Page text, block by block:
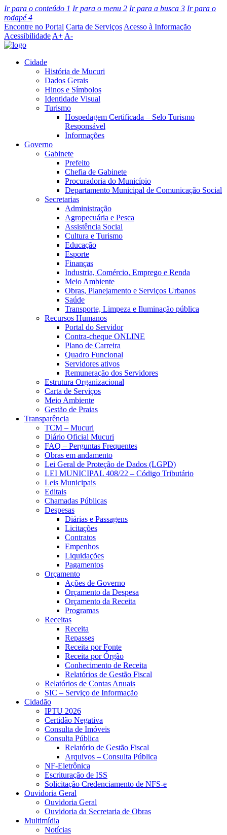
Ir para o conteúdo 1 Ir para o menu 2 Ir para a busca 3 Ir para o
rodapé4
Encontre no Portal Carta de Serviços Acesso à Informação
Acessibilidade A+ A-
Cidade
História de Mucuri
Dados Gerais
Hinos e Símbolos
Identidade Visual
Turismo
Hospedagem Certificada – Selo Turismo
Responsável
Informações
Governo
Gabinete
Prefeito
Chefia de Gabinete
Procuradoria do Município
Departamento Municipal de Comunicação Social
Secretarias
Administração
Agropecuária e Pesca
Assistência Social
Cultura e Turismo
Educação
Esporte
Finanças
Industria, Comércio, Emprego e Renda
Meio Ambiente
Obras, Planejamento e Serviços Urbanos
Saúde
Transporte, Limpeza e Iluminação pública
Recursos Humanos
Portal do Servidor
Contra-cheque ONLINE
Plano de Carreira
Quadro Funcional
Servidores ativos
Remuneração dos Servidores
Estrutura Organizacional
Carta de Serviços
Meio Ambiente
Gestão de Praias
Transparência
TCM – Mucuri
Diário Oficial Mucuri
FAQ – Perguntas Frequentes
Obras em andamento
Lei Geral de Proteção de Dados (LGPD)
LEI MUNICIPAL 408/22 – Código Tributário
Leis Municipais
Editais
Chamadas Públicas
Despesas
Diárias e Passagens
Licitações
Contratos
Empenhos
Liquidações
Pagamentos
Orçamento
Ações de Governo
Orçamento da Despesa
Orçamento da Receita
Programas
Receitas
Receita
Repasses
Receita por Fonte
Receita por Órgão
Conhecimento de Receita
Relatórios de Gestão Fiscal
Relatórios de Contas Anuais
SIC – Serviço de Informação
Cidadão
IPTU 2026
Certidão Negativa
Consulta de Imóveis
Consulta Pública
Relatório de Gestão Fiscal
Arquivos – Consulta Pública
NF-Eletrônica
Escrituração de ISS
Solicitação Credenciamento de NFS-e
Ouvidoria Geral
Ouvidoria Geral
Ouvidoria da Secretaria de Obras
Multimídia
Notícias